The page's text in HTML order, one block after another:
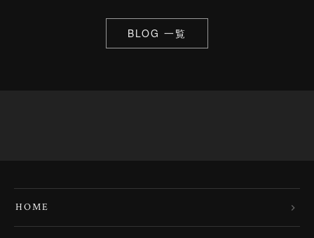
BLOG 一覧
HOME